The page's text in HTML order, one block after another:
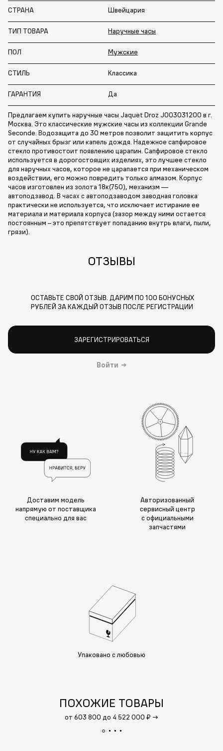
СТРАНА Швейцария
ТИП ТОВАРА Наручные часы
ПОЛ Мужские
СТИЛЬ Классика
ГАРАНТИЯ Да
Предлагаем купить наручные часы Jaquet Droz J003031200 в г.
Москва. Это классические мужские часы из коллекции Grande
Seconde. Водозащита до 30 метров позволит защитить корпус
от случайных брызг или капель дождя. Надежное сапфировое
стекло противостоит появлению царапин. Сапфировое стекло
используется в дорогостоящих изделиях, это лучшее стекло
для наручных часов, которое не царапается при механическом
воздействии, его можно повредить только алмазом. Корпус
часов изготовлен из золота 18к(750), механизм —
автоподзавод. В часах с автоподзаводом заводная головка
практически не используется, что исключает истирание ее
материала и материала корпуса (зазор между ними остается
постоянным – это препятствует попаданию внутрь влаги, пыли,
грязи).
ОТЗЫВЫ
ОСТАВЬТЕ СВОЙ ОТЗЫВ. ДАРИМ ПО 100 БОНУСНЫХ
РУБЛЕЙ ЗА КАЖДЫЙ ОТЗЫВ ПОСЛЕ РЕГИСТРАЦИИ
ЗАРЕГИСТРИРОВАТЬСЯ
Войти →
Доставим модель
напрямую от поставщика
специально для вас
Авторизованный
сервисный центр
с официальными
запчастями
Упаковано с любовью
ПОХОЖИЕ ТОВАРЫ
от 603 800 до 4 522 000 ₽ →